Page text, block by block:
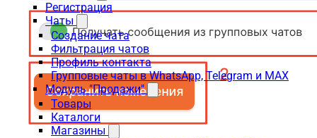
Регистрация
Чаты
Создание чата
Фильтрация чатов
Профиль контакта
Групповые чаты в WhatsApp, Telegram и MAX
Модуль "Продажи"
Товары
Каталоги
Магазины